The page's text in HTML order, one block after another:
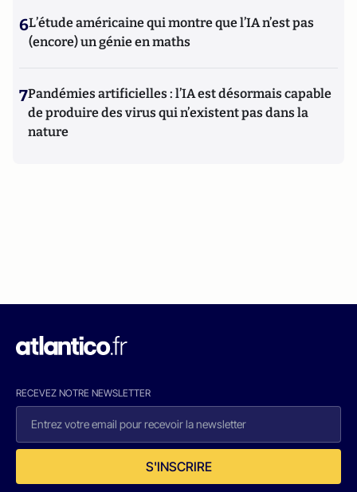
6L’étude américaine qui montre que l’IA n’est pas
(encore) un génie en maths
7Pandémies artificielles : l’IA est désormais capable
de produire des virus qui n’existent pas dans la
nature
RECEVEZ NOTRE NEWSLETTER
S'INSCRIRE